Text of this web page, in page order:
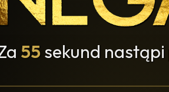
55 sekund